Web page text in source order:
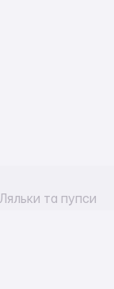
Ляльки та пупси